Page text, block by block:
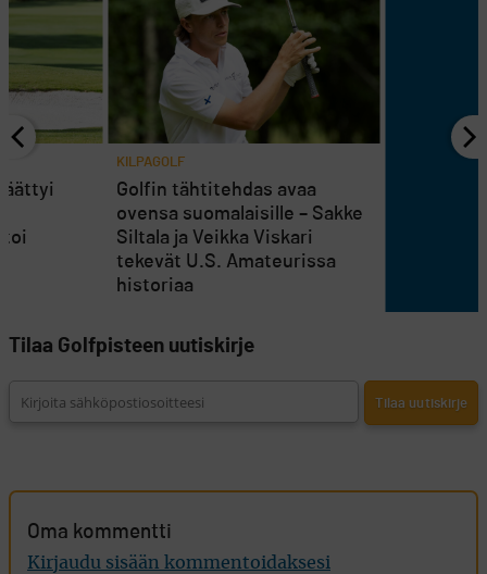
KILPAGOLF
Golfin tähtitehdas avaa
ovensa suomalaisille – Sakke
Siltala ja Veikka Viskari
tekevät U.S. Amateurissa
historiaa
Tilaa Golfpisteen uutiskirje
Oma kommentti
Kirjaudu sisään kommentoidaksesi